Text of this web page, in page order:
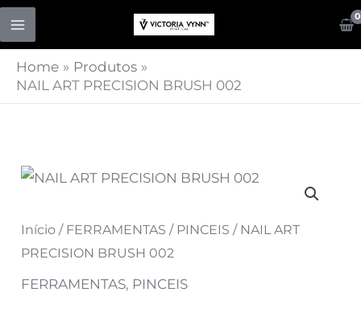
Skip
content
Home
Produtos
NAIL ART PRECISION BRUSH 002
Início / FERRAMENTAS / PINCEIS / NAIL ART
PRECISION BRUSH 002
FERRAMENTAS, PINCEIS
Quantidade
NAIL
ART
PRECISION